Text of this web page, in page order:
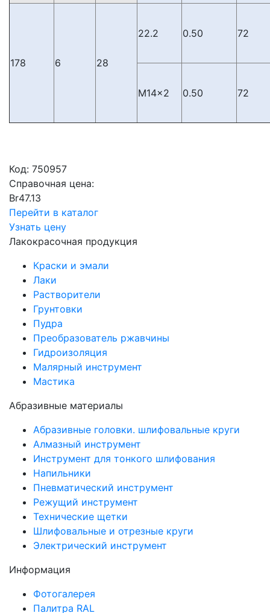
178 6 28
22.2 0.50 72
М14×2 0.50 72
Код: 750957
Справочная цена:
Br47.13
Перейти в каталог
Узнать цену
Лакокрасочная продукция
Краски и эмали
Лаки
Растворители
Грунтовки
Пудра
Преобразователь ржавчины
Гидроизоляция
Малярный инструмент
Мастика
Абразивные материалы
Абразивные головки. шлифовальные круги
Алмазный инструмент
Инструмент для тонкого шлифования
Напильники
Пневматический инструмент
Режущий инструмент
Технические щетки
Шлифовальные и отрезные круги
Электрический инструмент
Информация
Фотогалерея
Палитра RAL